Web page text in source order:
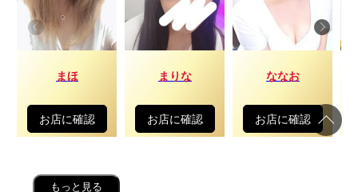
まほ
お店に確認
まりな
お店に確認
ななお
お店に確認
もっと見る